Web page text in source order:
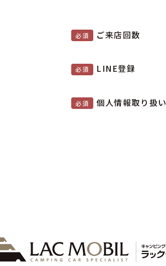
必須 ご来店回数
必須 LINE登録
必須 個人情報取り扱い